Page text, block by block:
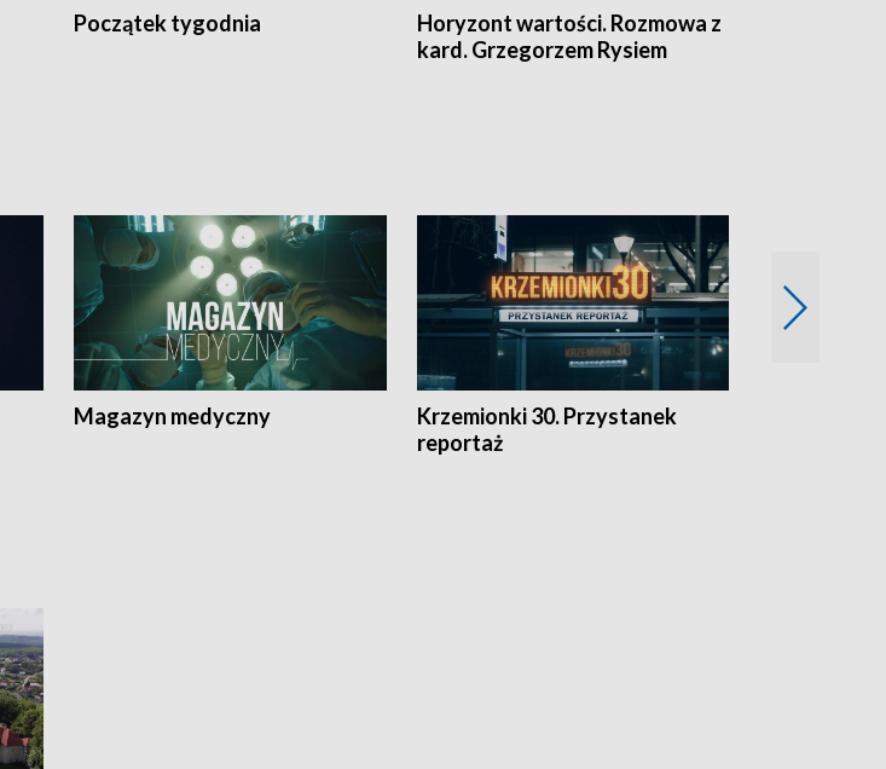
Początek tygodnia
Horyzont wartości. Rozmowa z
kard. Grzegorzem Rysiem
Magazyn medyczny
Krzemionki 30. Przystanek
reportaż